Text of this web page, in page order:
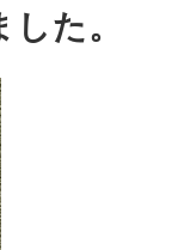
た。